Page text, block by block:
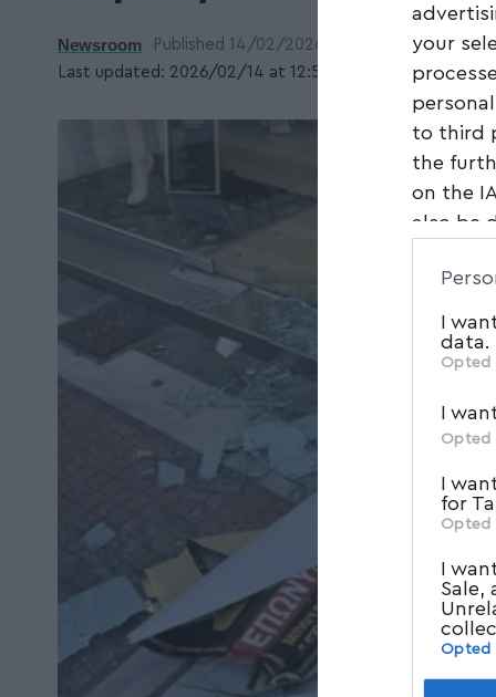
your
to third
the
on the
also be
parties.
I
data.
Opted
I
Opted
I
for
Opted
I
Sale,
Opted
Last updated: 2026/02/14 at 12:50 ΜΜ
Newsroom Published 14/02/2026